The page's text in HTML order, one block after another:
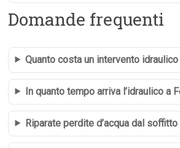
Domande frequenti
Quanto costa un intervento
In quanto tempo arriva l’idraulico a
Riparate perdite d’acqua dal soffitto